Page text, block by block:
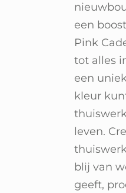
een
Pink
tot alles
een
kleur
leven.
blij van
geeft,